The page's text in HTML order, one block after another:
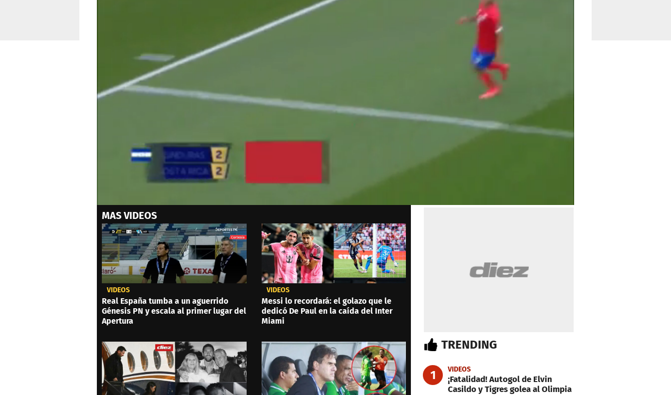
of
minute,
53
secondsVolume
0%
MAS VIDEOS
VIDEOS
Real España tumba a un aguerrido
Génesis PN y escala al primer lugar del
Apertura
VIDEOS
Messi lo recordará: el golazo que le
dedicó De Paul en la caída del Inter
Miami
TRENDING
1 VIDEOS
¡Fatalidad! Autogol de Elvin
Casildo y Tigres golea al Olimpia